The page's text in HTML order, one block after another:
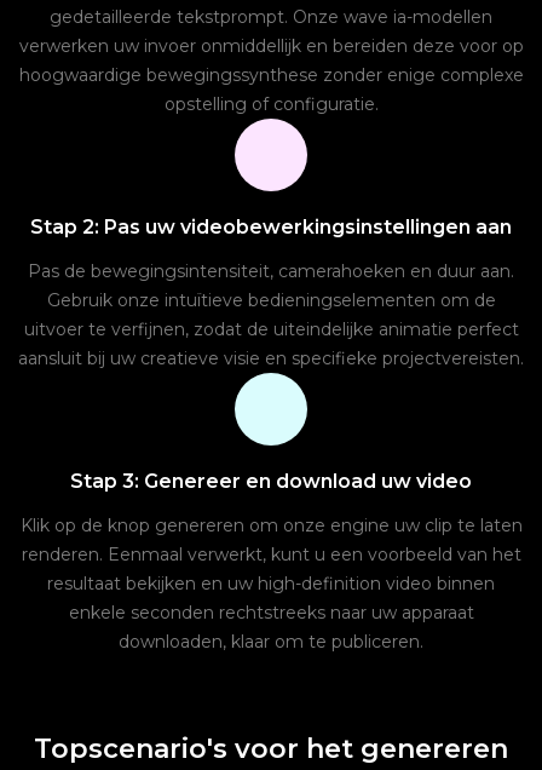
gedetailleerde tekstprompt. Onze wave ia-modellen
verwerken uw invoer onmiddellijk en bereiden deze voor op
hoogwaardige bewegingssynthese zonder enige complexe
opstelling of configuratie.
Stap 2: Pas uw videobewerkingsinstellingen aan
Pas de bewegingsintensiteit, camerahoeken en duur aan.
Gebruik onze intuïtieve bedieningselementen om de
uitvoer te verfijnen, zodat de uiteindelijke animatie perfect
aansluit bij uw creatieve visie en specifieke projectvereisten.
Stap 3: Genereer en download uw video
Klik op de knop genereren om onze engine uw clip te laten
renderen. Eenmaal verwerkt, kunt u een voorbeeld van het
resultaat bekijken en uw high-definition video binnen
enkele seconden rechtstreeks naar uw apparaat
downloaden, klaar om te publiceren.
Topscenario's voor het genereren